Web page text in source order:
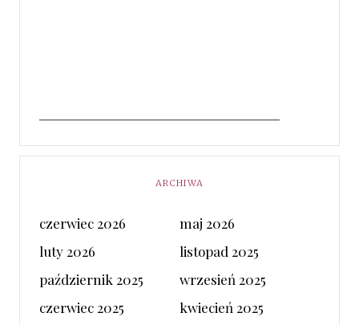
ARCHIWA
czerwiec 2026
maj 2026
luty 2026
listopad 2025
październik 2025
wrzesień 2025
czerwiec 2025
kwiecień 2025